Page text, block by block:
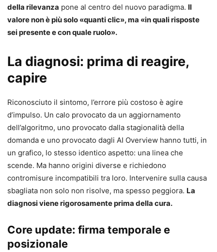
della rilevanza pone al centro del nuovo paradigma. Il
valore non è più solo «quanti clic», ma «in quali risposte
sei presente e con quale ruolo».
La diagnosi: prima di reagire,
capire
Riconosciuto il sintomo, l’errore più costoso è agire
d’impulso. Un calo provocato da un aggiornamento
dell’algoritmo, uno provocato dalla stagionalità della
domanda e uno provocato dagli AI Overview hanno tutti, in
un grafico, lo stesso identico aspetto: una linea che
scende. Ma hanno origini diverse e richiedono
contromisure incompatibili tra loro. Intervenire sulla causa
sbagliata non solo non risolve, ma spesso peggiora. La
diagnosi viene rigorosamente prima della cura.
Core update: firma temporale e
posizionale